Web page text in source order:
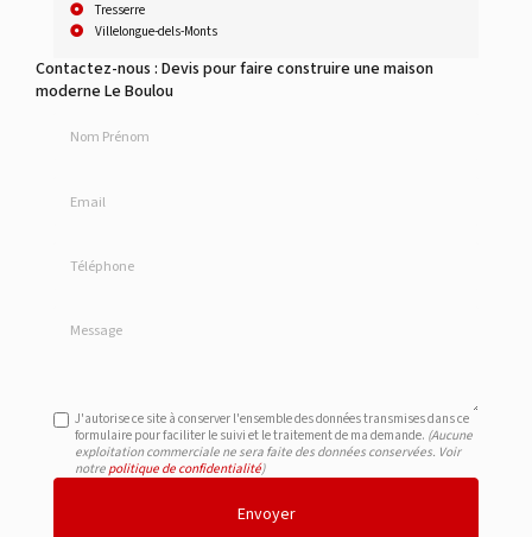
Tresserre
Villelongue-dels-Monts
Contactez-nous : Devis pour faire construire une maison
moderne Le Boulou
J'autorise ce site à conserver l'ensemble des données transmises dans ce
formulaire pour faciliter le suivi et le traitement de ma demande. (Aucune
exploitation commerciale ne sera faite des données conservées. Voir
notre politique de confidentialité)